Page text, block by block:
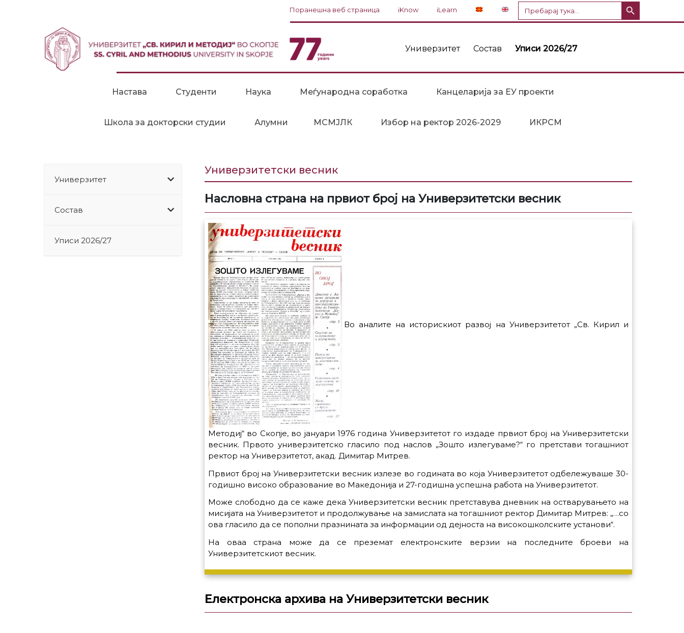
Поранешна веб страница iKnow iLearn
Пребарај
за:
Универзитет Состав Уписи 2026/27
Настава Студенти Наука Меѓународна соработка Канцеларија за ЕУ проекти
Школа за докторски студии Алумни МСМЈЛК Избор на ректор 2026-2029 ИКРСМ
Универзитет
Состав
Уписи 2026/27
Универзитетски весник
Насловна страна на првиот број на Универзитетски весник
Во аналите на историскиот развој на Универзитетот „Св. Кирил и
Методиј“ во Скопје, во јануари 1976 година Универзитетот го издаде првиот број на Универзитетски
весник. Првото универзитетско гласило под наслов „Зошто излегуваме?“ го претстави тогашниот
ректор на Универзитетот, акад. Димитар Митрев.
Првиот број на Универзитетски весник излезе во годината во која Универзитетот одбележуваше 30-
годишно високо образование во Македонија и 27-годишна успешна работа на Универзитетот.
Може слободно да се каже дека Универзитетски весник претставува дневник на остварувањето на
мисијата на Универзитетот и продолжување на замислата на тогашниот ректор Димитар Митрев: „…со
ова гласило да се пополни празнината за информации од дејноста на високошколските установи“.
На оваа страна може да се преземат електронските верзии на последните броеви на
Универзитетскиот весник.
Електронска архива на Универзитетски весник